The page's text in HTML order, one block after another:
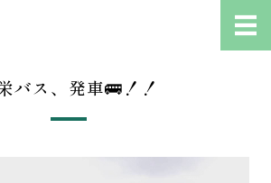
耐震診断、雨漏り修理、リ
バス、発車🚌！！